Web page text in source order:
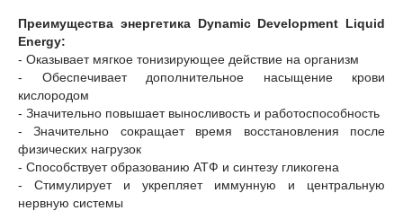
Преимущества энергетика Dynamic Development Liquid
Energy:
- Оказывает мягкое тонизирующее действие на организм
- Обеспечивает дополнительное насыщение крови
кислородом
- Значительно повышает выносливость и работоспособность
- Значительно сокращает время восстановления после
физических нагрузок
- Способствует образованию АТФ и синтезу гликогена
- Стимулирует и укрепляет иммунную и центральную
нервную системы